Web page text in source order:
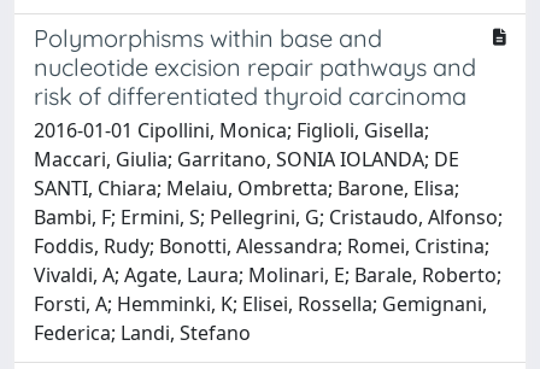
Polymorphisms within base and
nucleotide excision repair pathways and
risk of differentiated thyroid carcinoma
2016-01-01 Cipollini, Monica; Figlioli, Gisella;
Maccari, Giulia; Garritano, SONIA IOLANDA; DE
SANTI, Chiara; Melaiu, Ombretta; Barone, Elisa;
Bambi, F; Ermini, S; Pellegrini, G; Cristaudo, Alfonso;
Foddis, Rudy; Bonotti, Alessandra; Romei, Cristina;
Vivaldi, A; Agate, Laura; Molinari, E; Barale, Roberto;
Forsti, A; Hemminki, K; Elisei, Rossella; Gemignani,
Federica; Landi, Stefano